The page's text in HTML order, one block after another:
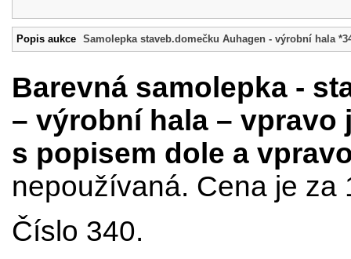
Popis aukce Samolepka staveb.domečku Auhagen - výrobní hala
Barevná samolepka -
– výrobní hala – vpravo
s popisem dole a
nepoužívaná. Cena je za
Číslo 340.